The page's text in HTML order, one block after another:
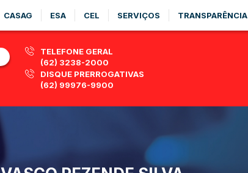
CASAG ESA CEL SERVIÇOS TRANSPARÊNCIA
TELEFONE GERAL
(62) 3238-2000
DISQUE PRERROGATIVAS
(62) 99976-9900